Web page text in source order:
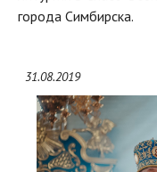
города Симбирска.
31.08.2019